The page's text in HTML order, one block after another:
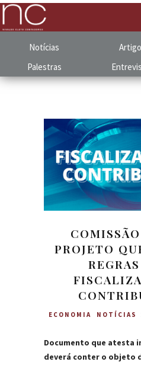
Notícias
Palestras
PROJETO
ECONOMIA NOTÍCIAS
Documento que atesta
deverá conter o objeto